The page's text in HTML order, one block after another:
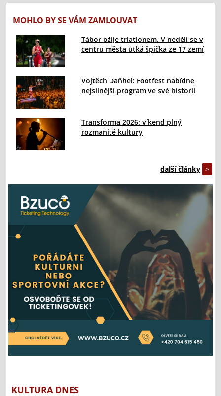
MOHLO BY SE VÁM ZAMLOUVAT
Tábor ožije triatlonem. V neděli se v
centru města utká špička ze 17 zemí
Vojtěch Daňhel: Footfest nabídne
nejsilnější program ve své historii
Transforma 2026: víkend plný
rozmanité kultury
další články >
KULTURA DNES